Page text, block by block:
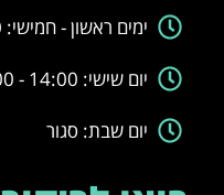
ימים ראשון - חמישי: 19:00 - 07:00
יום שישי: 14:00 - 07:00
יום שבת: סגור